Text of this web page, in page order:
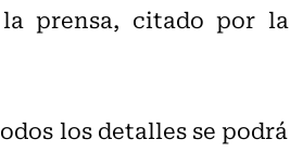
prensa, citado por la
los detalles se podrá